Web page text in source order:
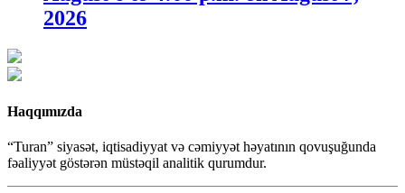
2026
Haqqımızda
“Turan” siyasət, iqtisadiyyat və cəmiyyət həyatının qovuşuğunda
fəaliyyət göstərən müstəqil analitik qurumdur.